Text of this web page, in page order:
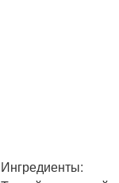
Ингредиенты: